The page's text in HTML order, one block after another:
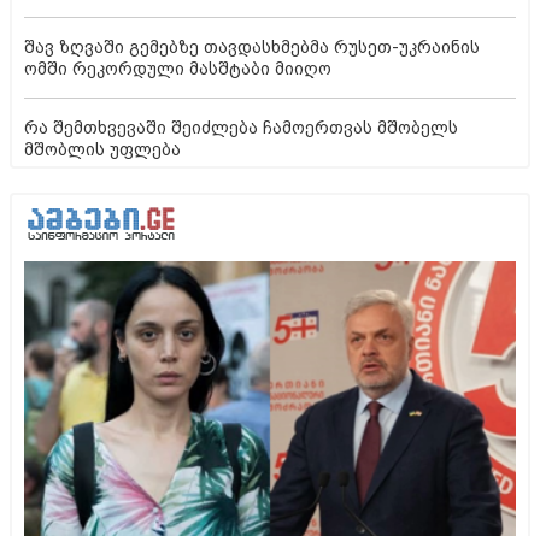
შავ ზღვაში გემებზე თავდასხმებმა რუსეთ-უკრაინის
ომში რეკორდული მასშტაბი მიიღო
რა შემთხვევაში შეიძლება ჩამოერთვას მშობელს
მშობლის უფლება